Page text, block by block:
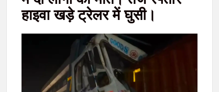
JPSC प्रिलिम्स विवाद पहुंचा सुप्रीम कोर्ट, 19 अप्रैल को हुई परीक्षा रद्द कर
आदिवासी महोत्सव को लेकर रांची में ट्रैफिक डायवर्जन, 9 अगस्त को कई
मार्गों पर वाहनों की आवाजाही रहेगी प्रभावित
हाइवा खड़े ट्रेलर में घुसी।